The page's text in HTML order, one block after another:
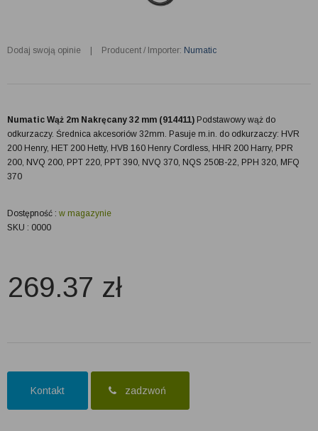
Dodaj swoją opinie Producent / Importer: Numatic
Numatic Wąż 2m Nakręcany 32 mm (914411) Podstawowy wąż do
odkurzaczy. Średnica akcesoriów 32mm. Pasuje m.in. do odkurzaczy: HVR
200 Henry, HET 200 Hetty, HVB 160 Henry Cordless, HHR 200 Harry, PPR
200, NVQ 200, PPT 220, PPT 390, NVQ 370, NQS 250B-22, PPH 320, MFQ
370
Dostępność : w magazynie
SKU : 0000
269.37 zł
Kontakt zadzwoń